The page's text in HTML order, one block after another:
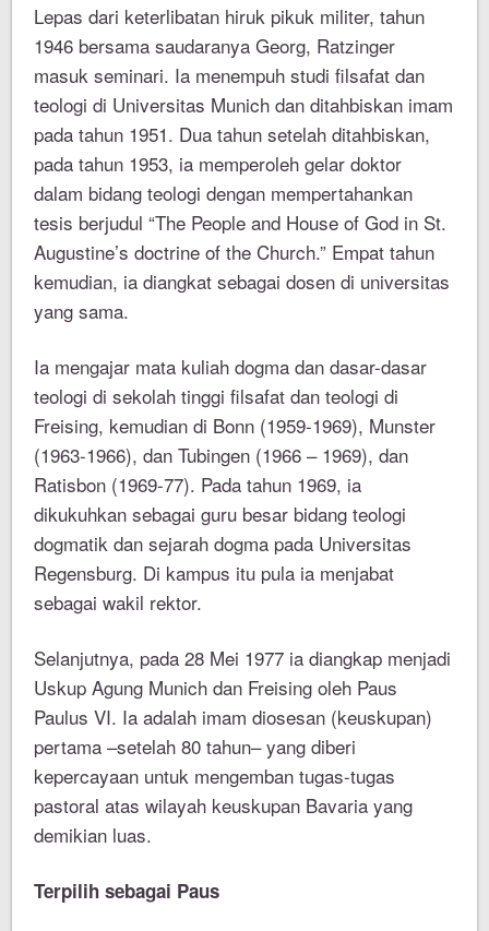
Lepas dari keterlibatan hiruk pikuk militer, tahun
1946 bersama saudaranya Georg, Ratzinger
masuk seminari. Ia menempuh studi filsafat dan
teologi di Universitas Munich dan ditahbiskan imam
pada tahun 1951. Dua tahun setelah ditahbiskan,
pada tahun 1953, ia memperoleh gelar doktor
dalam bidang teologi dengan mempertahankan
tesis berjudul “The People and House of God in St.
Augustine’s doctrine of the Church.” Empat tahun
kemudian, ia diangkat sebagai dosen di universitas
yang sama.
Ia mengajar mata kuliah dogma dan dasar-dasar
teologi di sekolah tinggi filsafat dan teologi di
Freising, kemudian di Bonn (1959-1969), Munster
(1963-1966), dan Tubingen (1966 – 1969), dan
Ratisbon (1969-77). Pada tahun 1969, ia
dikukuhkan sebagai guru besar bidang teologi
dogmatik dan sejarah dogma pada Universitas
Regensburg. Di kampus itu pula ia menjabat
sebagai wakil rektor.
Selanjutnya, pada 28 Mei 1977 ia diangkap menjadi
Uskup Agung Munich dan Freising oleh Paus
Paulus VI. Ia adalah imam diosesan (keuskupan)
pertama –setelah 80 tahun– yang diberi
kepercayaan untuk mengemban tugas-tugas
pastoral atas wilayah keuskupan Bavaria yang
demikian luas.
Terpilih sebagai Paus